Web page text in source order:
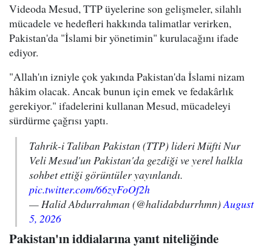
Videoda Mesud, TTP üyelerine son gelişmeler, silahlı
mücadele ve hedefleri hakkında talimatlar verirken,
Pakistan'da "İslami bir yönetimin" kurulacağını ifade
ediyor.
"Allah'ın izniyle çok yakında Pakistan'da İslami nizam
hâkim olacak. Ancak bunun için emek ve fedakârlık
gerekiyor." ifadelerini kullanan Mesud, mücadeleyi
sürdürme çağrısı yaptı.
Tahrik-i Taliban Pakistan (TTP) lideri Müfti Nur
Veli Mesud'un Pakistan'da gezdiği ve yerel halkla
sohbet ettiği görüntüler yayınlandı.
pic.twitter.com/66zyFoOf2h
— Halid Abdurrahman (@halidabdurrhmn)August
5, 2026
Pakistan'ın iddialarına yanıt niteliğinde